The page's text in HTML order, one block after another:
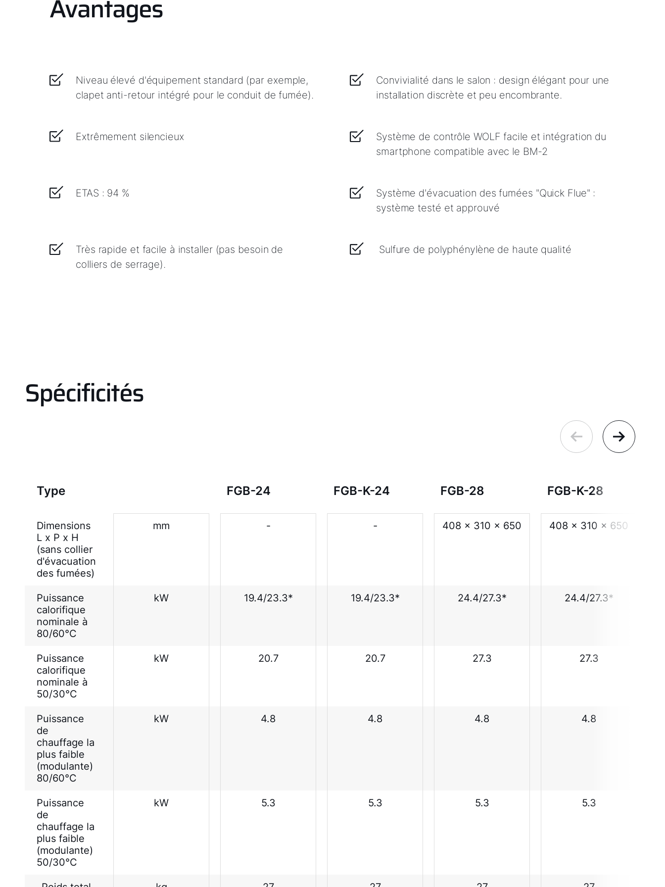
Avantages
Niveau élevé d'équipement standard (par exemple,
clapet anti-retour intégré pour le conduit de fumée).
Convivialité dans le salon : design élégant pour une
installation discrète et peu encombrante.
Extrêmement silencieux
Système de contrôle WOLF facile et intégration du
smartphone compatible avec le BM-2
ETAS : 94 %
Système d'évacuation des fumées "Quick Flue" :
système testé et approuvé
Très rapide et facile à installer (pas besoin de
colliers de serrage).
Sulfure de polyphénylène de haute qualité
Spécificités
Type FGB-24 FGB-K-24 FGB-28 FGB-K-28
Dimensions
L x P x H
(sans collier
d'évacuation
des fumées)
mm - - 408 x 310 x 650 408 x 310 x 650
Puissance
calorifique
nominale à
80/60°C
kW 19.4/23.3* 19.4/23.3* 24.4/27.3* 24.4/27.3*
Puissance
calorifique
nominale à
50/30°C
kW 20.7 20.7 27.3 27.3
Puissance
de
chauffage la
plus faible
(modulante)
80/60°C
kW 4.8 4.8 4.8 4.8
Puissance
de
chauffage la
plus faible
(modulante)
50/30°C
kW 5.3 5.3 5.3 5.3